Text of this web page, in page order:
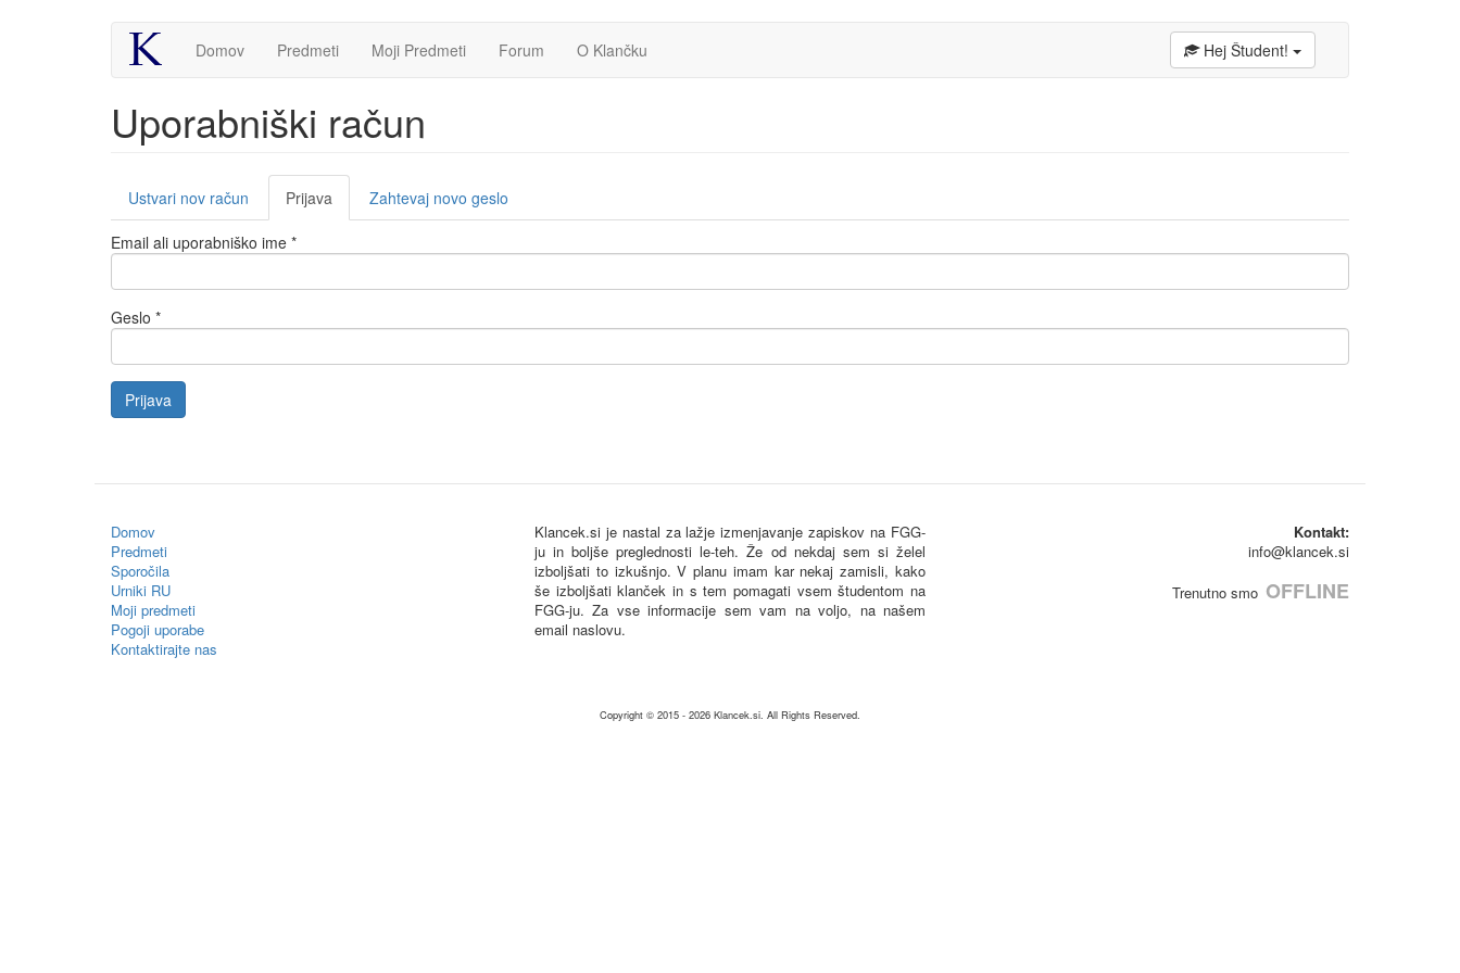
Domov Predmeti Moji Predmeti Forum O Klančku Hej Študent!
Uporabniški račun
zavihki
Ustvari nov račun Prijava (active
tab)
Zahtevaj novo geslo
Email ali uporabniško ime *
Geslo *
Prijava
Domov
Predmeti
Sporočila
Urniki RU
Moji predmeti
Pogoji uporabe
Kontaktirajte nas
Klancek.si je nastal za lažje izmenjavanje zapiskov na FGG-
ju in boljše preglednosti le-teh. Že od nekdaj sem si želel
izboljšati to izkušnjo. V planu imam kar nekaj zamisli, kako
še izboljšati klanček in s tem pomagati vsem študentom na
FGG-ju. Za vse informacije sem vam na voljo, na našem
email naslovu.
Kontakt:
info@klancek.si
Trenutno smo OFFLINE
Copyright © 2015 - 2026 Klancek.si. All Rights Reserved.